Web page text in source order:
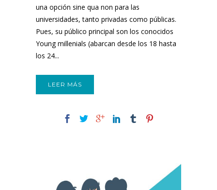
una opción sine qua non para las
universidades, tanto privadas como públicas.
Pues, su público principal son los conocidos
Young millenials (abarcan desde los 18 hasta
los 24...
LEER MÁS